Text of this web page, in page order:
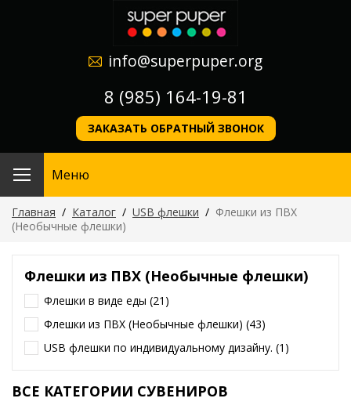
info@superpuper.org
8 (985) 164-19-81
ЗАКАЗАТЬ ОБРАТНЫЙ ЗВОНОК
Меню
Главная / Каталог / USB флешки / Флешки из ПВХ
(Необычные флешки)
Флешки из ПВХ (Необычные флешки)
Флешки в виде еды (21)
Флешки из ПВХ (Необычные флешки) (43)
USB флешки по индивидуальному дизайну. (1)
ВСЕ КАТЕГОРИИ СУВЕНИРОВ